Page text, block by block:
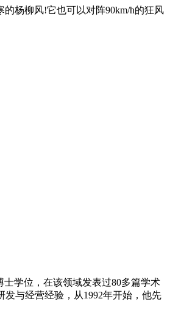
杨柳风!它也可以对阵90km/h的狂风
学位，在该领域发表过80多篇学术
发与经营经验，从1992年开始，他先